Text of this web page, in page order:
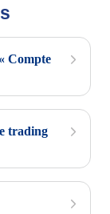
Compte
trading